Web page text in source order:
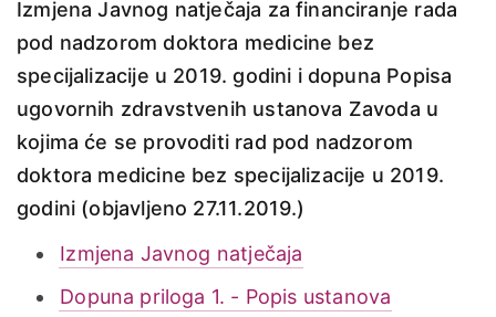
Izmjena Javnog natječaja za financiranje rada
pod nadzorom doktora medicine bez
specijalizacije u 2019. godini i dopuna Popisa
ugovornih zdravstvenih ustanova Zavoda u
kojima će se provoditi rad pod nadzorom
doktora medicine bez specijalizacije u 2019.
godini (objavljeno 27.11.2019.)
Izmjena Javnog natječaja
Dopuna priloga 1. - Popis ustanova